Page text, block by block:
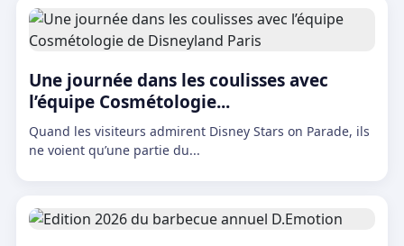
Une journée dans les coulisses avec
l’équipe Cosmétologie...
Quand les visiteurs admirent Disney Stars on Parade, ils
ne voient qu’une partie du...